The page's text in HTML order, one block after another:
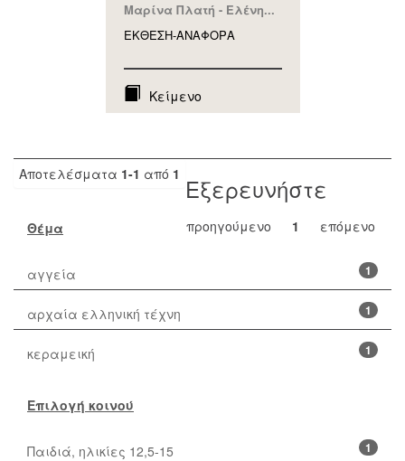
Μαρίνα Πλατή - Ελένη...
ΕΚΘΕΣΗ-ΑΝΑΦΟΡA
Κείμενο
Αποτελέσματα 1-1 από 1
προηγούμενο 1 επόμενο
Εξερευνήστε
Θέμα
1
αγγεία
1
αρχαία ελληνική τέχνη
1
κεραμεική
Επιλογή κοινού
1
Παιδιά, ηλικίες 12,5-15